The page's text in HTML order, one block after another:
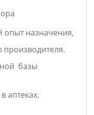
опыт назначения,
базы
аптеках.